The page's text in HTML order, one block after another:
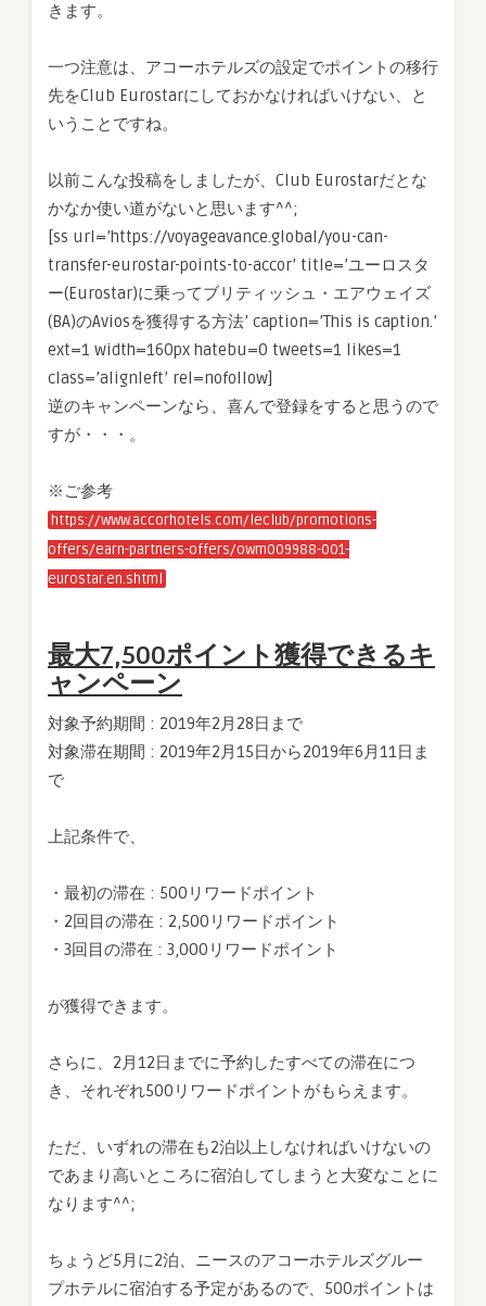
きます。
一つ注意は、アコーホテルズの設定でポイントの移行
先をClub Eurostarにしておかなければいけない、と
いうことですね。
以前こんな投稿をしましたが、Club Eurostarだとな
かなか使い道がないと思います^^;
[ss url=’https://voyageavance.global/you-can-
transfer-eurostar-points-to-accor’ title=’ユーロスタ
ー(Eurostar)に乗ってブリティッシュ・エアウェイズ
(BA)のAviosを獲得する方法’ caption=’This is caption.’
ext=1 width=160px hatebu=0 tweets=1 likes=1
class=’alignleft’ rel=nofollow]
逆のキャンペーンなら、喜んで登録をすると思うので
すが・・・。
※ご参考
https://www.accorhotels.com/leclub/promotions-
offers/earn-partners-offers/owm009988-001-
eurostar.en.shtml
最大7,500ポイント獲得できるキ
ャンペーン
対象予約期間 : 2019年2月28日まで
対象滞在期間 : 2019年2月15日から2019年6月11日ま
で
上記条件で、
・最初の滞在 : 500リワードポイント
・2回目の滞在 : 2,500リワードポイント
・3回目の滞在 : 3,000リワードポイント
が獲得できます。
さらに、2月12日までに予約したすべての滞在につ
き、それぞれ500リワードポイントがもらえます。
ただ、いずれの滞在も2泊以上しなければいけないの
であまり高いところに宿泊してしまうと大変なことに
なります^^;
ちょうど5月に2泊、ニースのアコーホテルズグルー
プホテルに宿泊する予定があるので、500ポイントは